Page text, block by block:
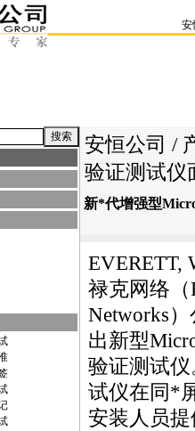
安
安恒公司 /
验证测试仪
新*代增强型
EVERETT,
禄克网络（
Networks
出新型
验证测试
试仪在同 *
安装人员